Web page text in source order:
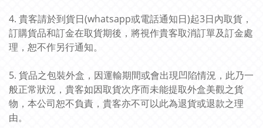
4. 貴客請於到貨日(whatsapp或電話通知日)起3日內取貨，
訂購貨品和訂金在取貨期後，將視作貴客取消訂單及訂金處
理，恕不作另行通知。
5. 貨品之包裝外盒，因運輸期間或會出現凹陷情況，此乃一
般正常狀況，貴客如因取貨次序而未能提取外盒美觀之貨
物，本公司恕不負責，貴客亦不可以此為退貨或退款之理
由。